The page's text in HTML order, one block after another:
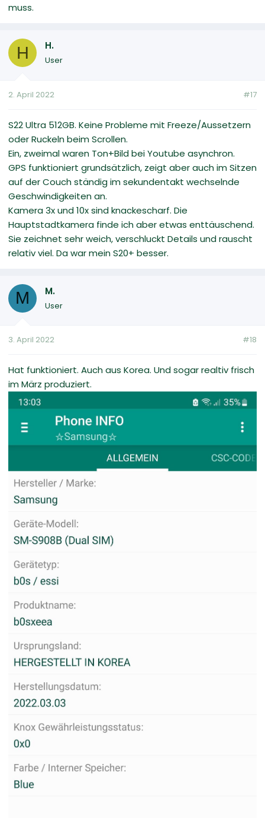
muss.
H H.
User
2. April 2022 #17
S22 Ultra 512GB. Keine Probleme mit Freeze/Aussetzern
oder Ruckeln beim Scrollen.
Ein, zweimal waren Ton+Bild bei Youtube asynchron.
GPS funktioniert grundsätzlich, zeigt aber auch im Sitzen
auf der Couch ständig im sekundentakt wechselnde
Geschwindigkeiten an.
Kamera 3x und 10x sind knackescharf. Die
Hauptstadtkamera finde ich aber etwas enttäuschend.
Sie zeichnet sehr weich, verschluckt Details und rauscht
relativ viel. Da war mein S20+ besser.
M M.
User
3. April 2022 #18
Hat funktioniert. Auch aus Korea. Und sogar realtiv frisch
im März produziert.